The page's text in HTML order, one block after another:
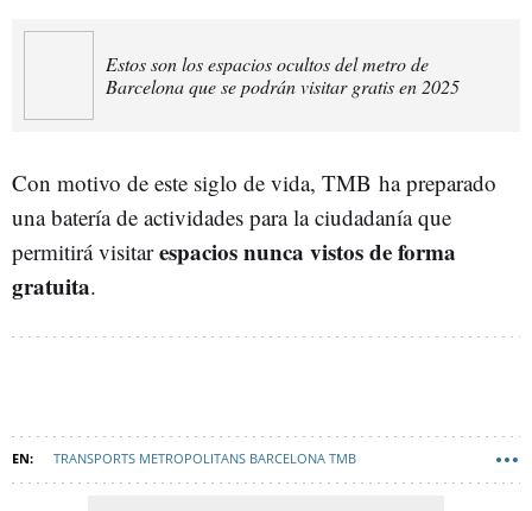
Estos son los espacios ocultos del metro de
Barcelona que se podrán visitar gratis en 2025
Con motivo de este siglo de vida, TMB ha preparado
una batería de actividades para la ciudadanía que
permitirá visitarespacios nunca vistos de forma
gratuita.
TRANSPORTS METROPOLITANS BARCELONA TMB